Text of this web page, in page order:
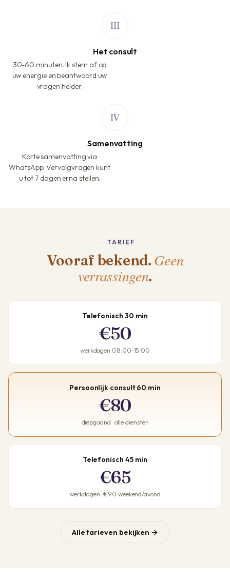
Het consult
30-60 minuten. Ik stem af op
uw energie en beantwoord uw
vragen helder.
Samenvatting
Korte samenvatting via
WhatsApp. Vervolgvragen kunt
u tot 7 dagen erna stellen.
TARIEF
Vooraf bekend. Geen
verrassingen.
Telefonisch 30 min
€50
werkdagen 08:00-15:00
Persoonlijk consult 60 min
€80
diepgaand · alle diensten
Telefonisch 45 min
€65
werkdagen · €90 weekend/avond
Alle tarieven bekijken →